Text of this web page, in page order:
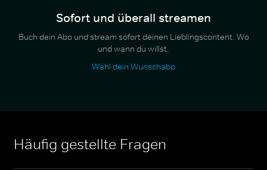
Sofort und überall streamen
Buch dein Abo und stream sofort deinen Lieblingscontent. Wo
und wann du willst.
Wähl dein Wunschabo
Häufig gestellte Fragen